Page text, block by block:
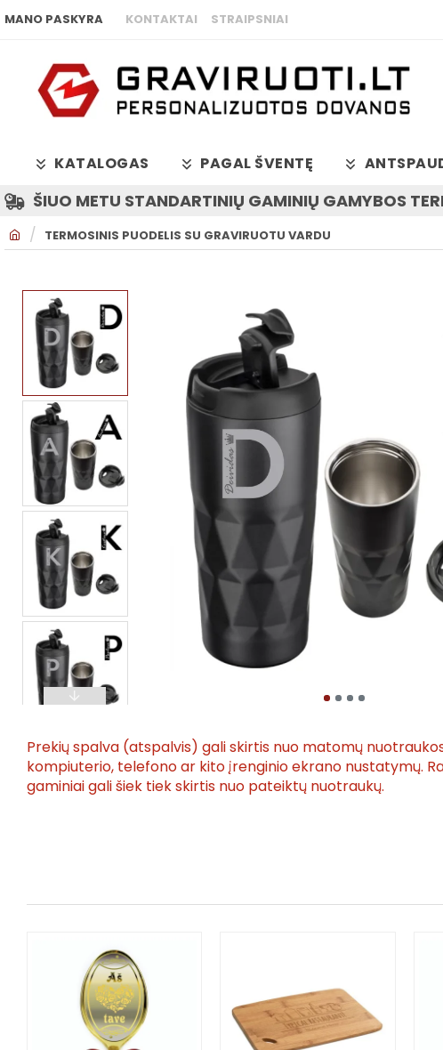
MANO PASKYRA KONTAKTAI STRAIPSNIAI
KATALOGAS PAGAL ŠVENTĘ
O
TERMOSINIS PUODELIS SU GRAVIRUOTU VARDU
ŠIUO METU STANDARTINIŲ GAMINIŲ GAMYBOS
Prekių spalva (atspalvis) gali skirtis nuo matomų
kompiuterio, telefono ar kito įrenginio ekrano nustatymų.
gaminiai gali šiek tiek skirtis nuo pateiktų nuotraukų.